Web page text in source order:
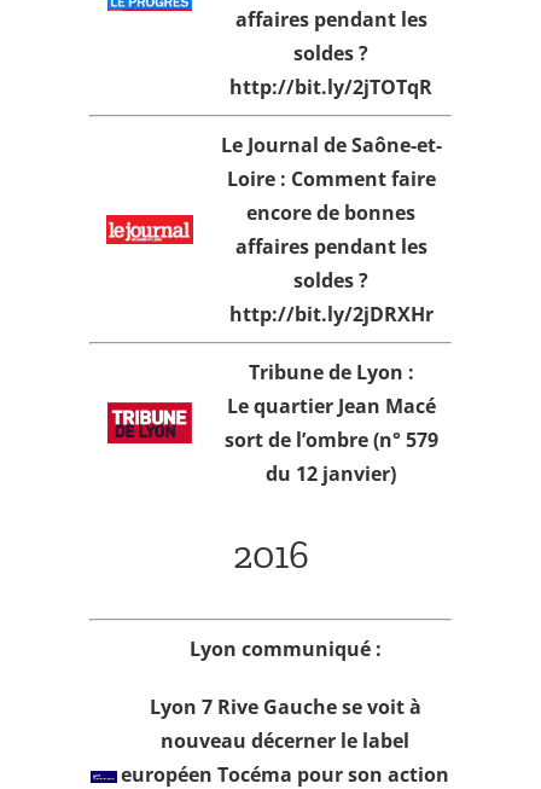
affairespendant les
soldes ?
http://bit.ly/2jTOTqR
Le Journal de Saône-et-
Loire : Commentfaire
encore de bonnes
affairespendant les
soldes ?
http://bit.ly/2jDRXHr
Tribune de Lyon :
Le quartier Jean Macé
sort de l’ombre(n° 579
du 12 janvier)
2016
Lyon communiqué :
Lyon 7 Rive Gauche se voit à
nouveau décerner le label
européen Tocéma pour son action